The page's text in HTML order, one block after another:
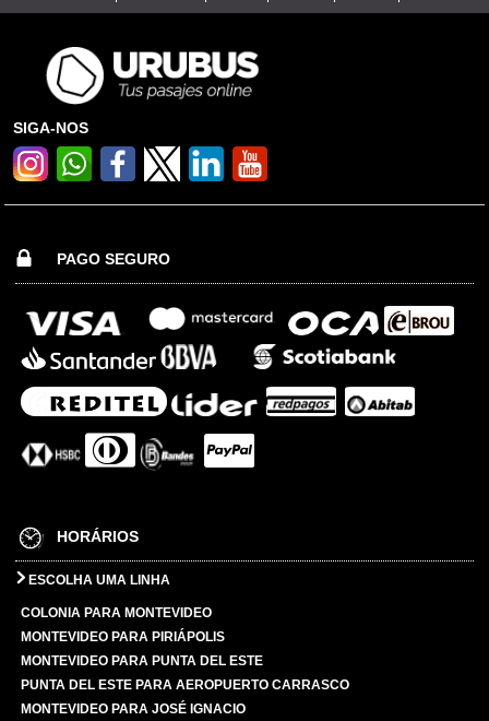
SIGA-NOS
PAGO SEGURO
HORÁRIOS
ESCOLHA UMA LINHA
COLONIA PARA MONTEVIDEO
MONTEVIDEO PARA PIRIÁPOLIS
MONTEVIDEO PARA PUNTA DEL ESTE
PUNTA DEL ESTE PARA AEROPUERTO CARRASCO
MONTEVIDEO PARA JOSÉ IGNACIO